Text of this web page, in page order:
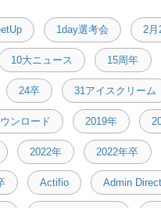
1day選考会 2月
10大ニュース 15周年
24卒 31アイスクリーム
ンロード 2019年
2022年 2022年卒
Actifio Admin